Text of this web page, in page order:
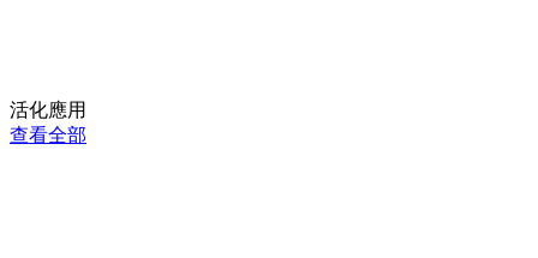
活化應用
查看全部